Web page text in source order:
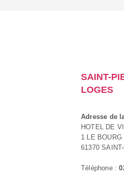
SAINT-
LOGES
Adresse de
HOTEL DE
1 LE BOURG
61370
Téléphone :